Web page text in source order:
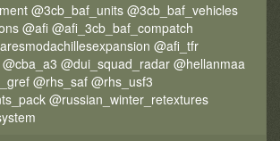
@3cb_baf_units @3cb_baf_vehicles
@afi @afi_3cb_baf_compatch
@afi_tfr
@dui_squad_radar @hellanmaa
@rhs_saf @rhs_usf3
@russian_winter_retextures